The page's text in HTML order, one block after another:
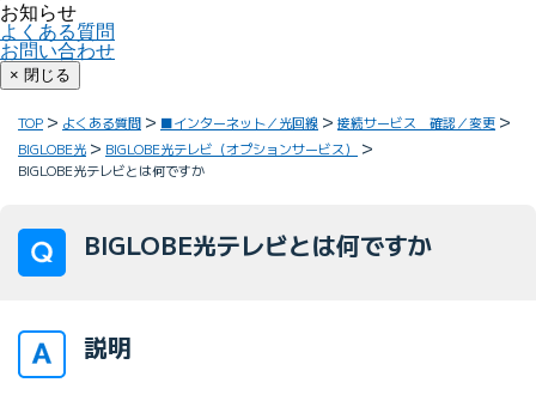
お知らせ
よくある質問
お問い合わせ
× 閉じる
TOP よくある質問 ■インターネット／光回線
接続サービス 確認／変更
BIGLOBE光
BIGLOBE光テレビ（オプションサービス）
BIGLOBE光テレビとは何ですか
BIGLOBE光テレビとは何ですか
説明